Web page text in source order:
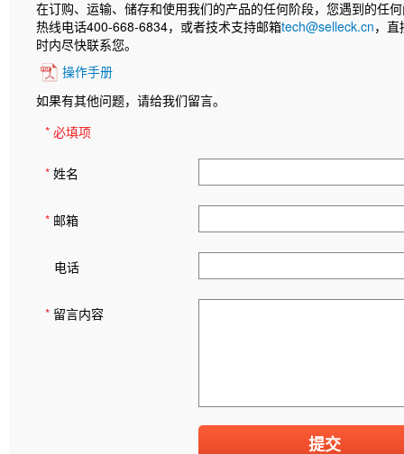
在订购、运输、储存和使用我们的产品的任何阶段，您遇到的任
热线电话400-668-6834，或者技术支持邮箱tech@selleck.cn，
时内尽快联系您。
操作手册
如果有其他问题，请给我们留言。
* 必填项
* 姓名
* 邮箱
电话
* 留言内容